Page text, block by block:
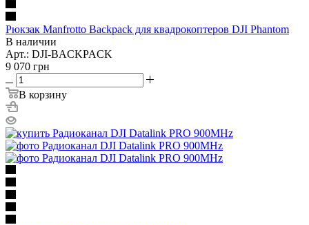
Рюкзак Manfrotto Backpack для квадрокоптеров DJI Phantom
В наличии
Арт.: DJI-BACKPACK
9 070 грн
В корзину